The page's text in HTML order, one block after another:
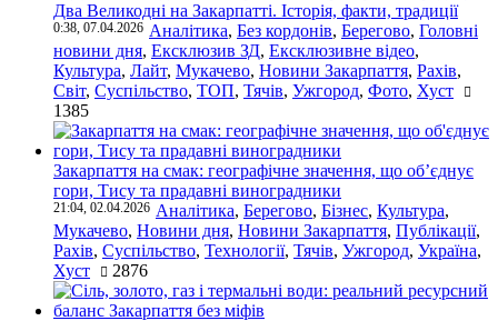
Два Великодні на Закарпатті. Історія, факти, традиції
0:38, 07.04.2026 Аналітика, Без кордонів, Берегово, Головні
новини дня, Ексклюзив ЗД, Ексклюзивне відео,
Культура, Лайт, Мукачево, Новини Закарпаття, Рахів,
Світ, Суспільство, ТОП, Тячів, Ужгород, Фото, Хуст
1385
Закарпаття на смак: географічне значення, що об’єднує
гори, Тису та прадавні виноградники
21:04, 02.04.2026 Аналітика, Берегово, Бізнес, Культура,
Мукачево, Новини дня, Новини Закарпаття, Публікації,
Рахів, Суспільство, Технології, Тячів, Ужгород, Україна,
Хуст
2876